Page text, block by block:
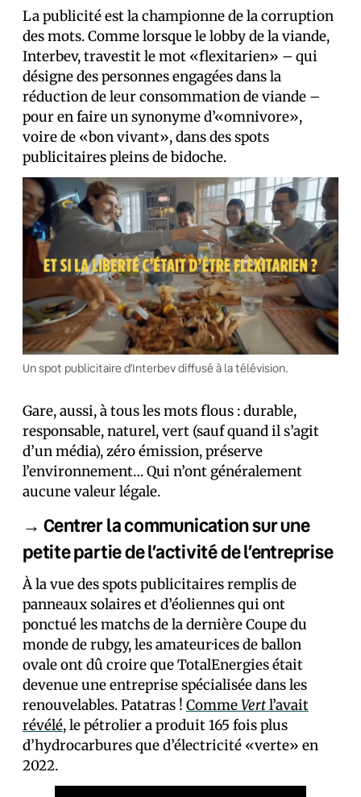
La publicité est la championne de la corruption
des mots. Comme lorsque le lobby de la viande,
Interbev, travestit le mot «flexitarien» – qui
désigne des personnes engagées dans la
réduction de leur consommation de viande –
pour en faire un synonyme d’«omnivore»,
voire de «bon vivant», dans des spots
publicitaires pleins de bidoche.
Un spot publicitaire d’Interbev diffusé à la télévision.
Gare, aussi, à tous les mots flous : durable,
responsable, naturel, vert (sauf quand il s’agit
d’un média), zéro émission, préserve
l’environnement… Qui n’ont généralement
aucune valeur légale.
→ Centrer la communication sur une
petite partie de l’activité de l’entreprise
À la vue des spots publicitaires remplis de
panneaux solaires et d’éoliennes qui ont
ponctué les matchs de la dernière Coupe du
monde de rubgy, les amateur·ices de ballon
ovale ont dû croire que TotalEnergies était
devenue une entreprise spécialisée dans les
renouvelables. Patatras ! CommeVertl’avait
révélé, le pétrolier a produit 165 fois plus
d’hydrocarbures que d’électricité «verte» en
2022.